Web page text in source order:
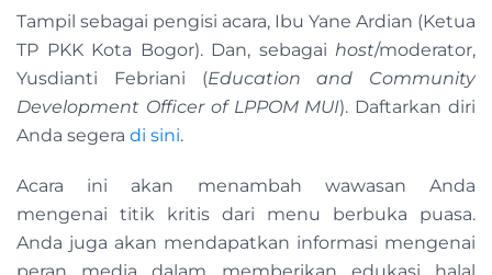
Tampil sebagai pengisi acara, Ibu Yane Ardian (Ketua
TP PKK Kota Bogor). Dan, sebagai host/moderator,
Yusdianti Febriani (Education and Community
Development Officer of LPPOM MUI). Daftarkan diri
Anda segera di sini.
Acara ini akan menambah wawasan Anda
mengenai titik kritis dari menu berbuka puasa.
Anda juga akan mendapatkan informasi mengenai